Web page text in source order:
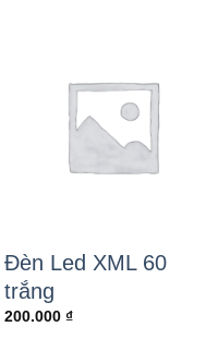
Đèn Led XML 60
trắng
200.000₫